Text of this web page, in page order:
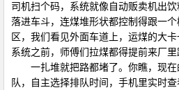
司机扫个码，系统就像自动贩卖机出
落进车斗，连煤堆形状都控制得跟一
区，我们看见外面车道上，运煤的大
系统之前，师傅们拉煤都得提前来厂里
一扎堆就把路都堵了。你瞧，现
队，自主选择排队时间，手机里实时